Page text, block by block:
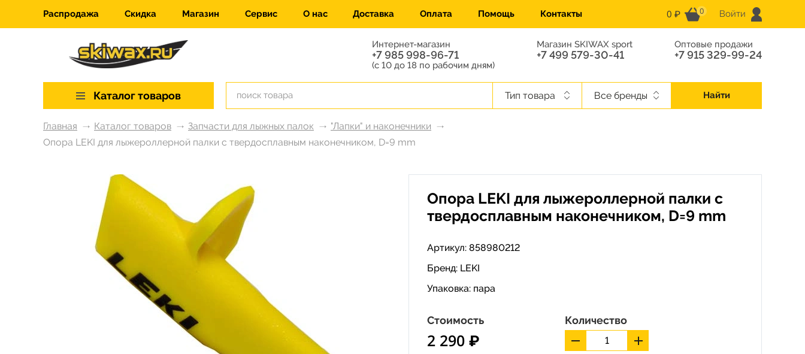
Распродажа Скидка Магазин Сервис О нас Доставка Оплата Помощь Контакты 0 ₽ 0 Войти
Интернет-магазин
+7 985 998-96-71
(с 10 до 18 по рабочим дням)
Магазин SKIWAX sport
+7 499 579-30-41
Оптовые продажи
+7 915 329-99-24
Каталог товаров Тип товара Все бренды Найти
Главная Каталог товаров Запчасти для лыжных палок
"Лапки" и наконечники
Опора LEKI для лыжероллерной палки с твердосплавным наконечником, D=9 mm
Опора LEKI для лыжероллерной палки с
твердосплавным наконечником, D=9 mm
Артикул: 858980212
Бренд: LEKI
Упаковка: пара
Стоимость
2 290 ₽
Количество